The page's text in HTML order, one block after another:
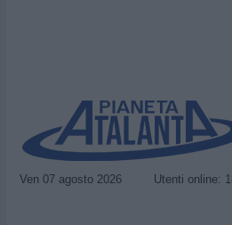
Ven 07 agosto 2026 Utenti online: